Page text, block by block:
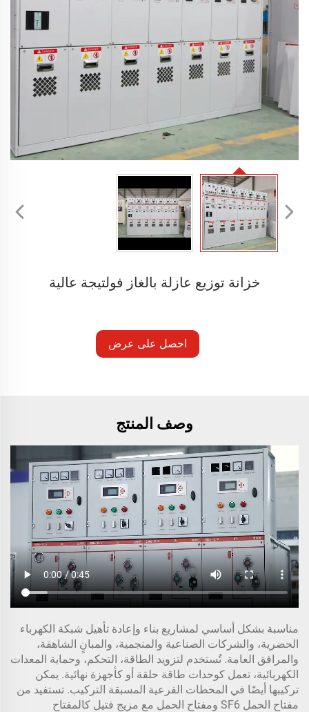
خزانة توزيع عازلة بالغاز فولتيجة عالية
احصل على عرض
وصف المنتج
مناسبة بشكل أساسي لمشاريع بناء وإعادة تأهيل شبكة الكهرباء
الحضرية، والشركات الصناعية والمنجمية، والمبانٍ الشاهقة،
والمرافق العامة. تُستخدم لتزويد الطاقة، التحكم، وحماية المعدات
الكهربائية، تعمل كوحدات طاقة حلقة أو كأجهزة نهائية. يمكن
تركيبها أيضًا في المحطات الفرعية المسبقة التركيب. تستفيد من
مفتاح الحمل SF6 ومفتاح الحمل مع مزيج فتيل كالمفتاح